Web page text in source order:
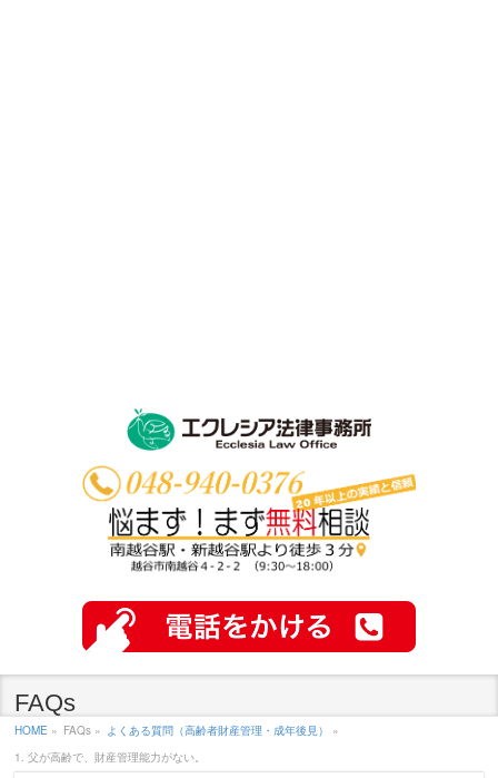
FAQs
HOME » FAQs » よくある質問（高齢者財産管理・成年後見）
»
1. 父が高齢で、財産管理能力がない。